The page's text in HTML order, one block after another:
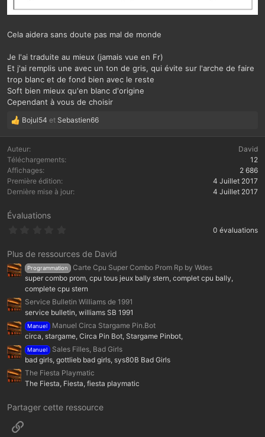
Cela aidera sans doute pas mal de monde
Je l'ai traduite au mieux (jamais vue en Fr)
Et j'ai remplis une avec un ton de gris, qui évite sur l'arche de faire
trop blanc et de fond bien avec le reste
Soft bien mieux qu'en blanc d'origine
Cependant à vous de choisir
L
e
s
r
é
a
c
i
o
:
Bojul54 et Sebastien66
Auteur
David
Téléchargements
12
Affichages
2 686
Première édition
4 Juillet 2017
Dernière mise à jour
4 Juillet 2017
Évaluations
0
é
t
o
i
l
e
(
)
0 évaluations
Plus de ressources de David
Programmation
Carte Cpu Super Combo Prom Rp by Wdes
super combo prom, cpu tous jeux bally stern, complet cpu bally,
complete cpu stern
Service Bulletin Williams de 1991
service bulletin, williams SB 1991
Manuel
Manuel Circa Stargame Pin.Bot
circa, stargame, Circa Pin Bot, Stargame Pinbot,
Manuel
Sales Filles, Bad Girls
bad girls, gottlieb bad girls, sys80B Bad Girls
The Fiesta Playmatic
The Fiesta, Fiesta, fiesta playmatic
Partager cette ressource
Lien